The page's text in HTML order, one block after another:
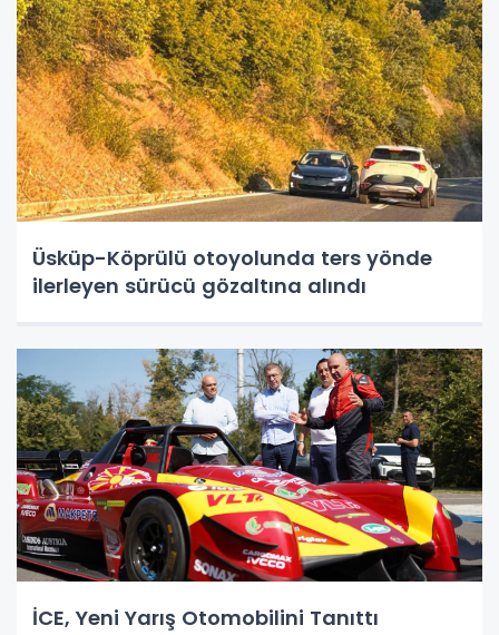
Üsküp-Köprülü otoyolunda ters yönde
ilerleyen sürücü gözaltına alındı
İCE, Yeni Yarış Otomobilini Tanıttı